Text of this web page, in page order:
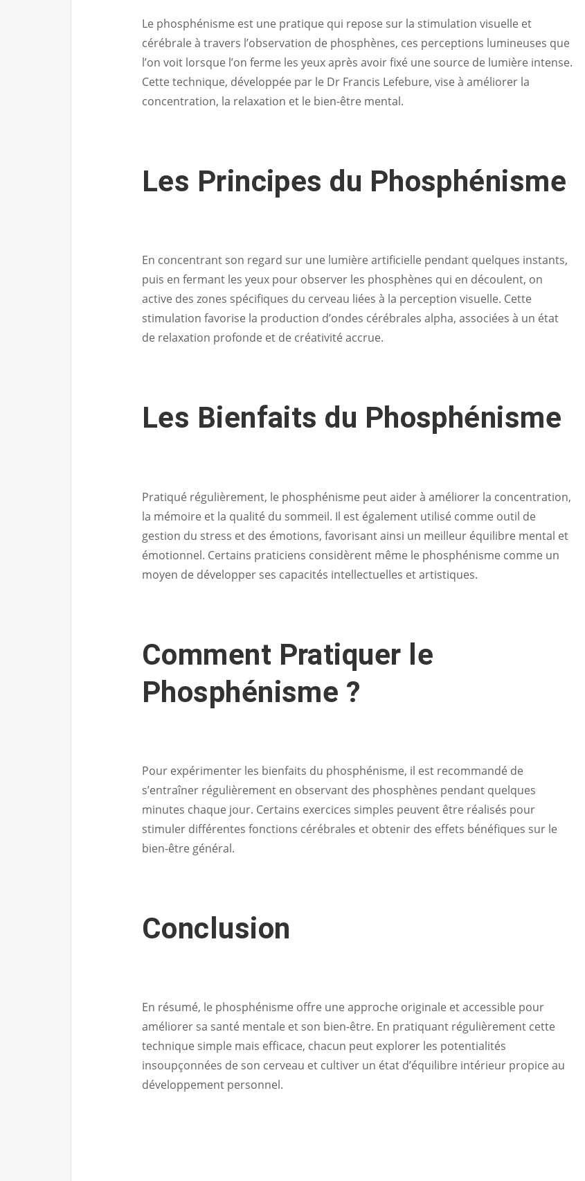
Le phosphénisme est une pratique qui repose sur la stimulation visuelle et
cérébrale à travers l’observation de phosphènes, ces perceptions lumineuses que
l’on voit lorsque l’on ferme les yeux après avoir fixé une source de lumière intense.
Cette technique, développée par le Dr Francis Lefebure, vise à améliorer la
concentration, la relaxation et le bien-être mental.
Les Principes du Phosphénisme
En concentrant son regard sur une lumière artificielle pendant quelques instants,
puis en fermant les yeux pour observer les phosphènes qui en découlent, on
active des zones spécifiques du cerveau liées à la perception visuelle. Cette
stimulation favorise la production d’ondes cérébrales alpha, associées à un état
de relaxation profonde et de créativité accrue.
Les Bienfaits du Phosphénisme
Pratiqué régulièrement, le phosphénisme peut aider à améliorer la concentration,
la mémoire et la qualité du sommeil. Il est également utilisé comme outil de
gestion du stress et des émotions, favorisant ainsi un meilleur équilibre mental et
émotionnel. Certains praticiens considèrent même le phosphénisme comme un
moyen de développer ses capacités intellectuelles et artistiques.
Comment Pratiquer le
Phosphénisme ?
Pour expérimenter les bienfaits du phosphénisme, il est recommandé de
s’entraîner régulièrement en observant des phosphènes pendant quelques
minutes chaque jour. Certains exercices simples peuvent être réalisés pour
stimuler différentes fonctions cérébrales et obtenir des effets bénéfiques sur le
bien-être général.
Conclusion
En résumé, le phosphénisme offre une approche originale et accessible pour
améliorer sa santé mentale et son bien-être. En pratiquant régulièrement cette
technique simple mais efficace, chacun peut explorer les potentialités
insoupçonnées de son cerveau et cultiver un état d’équilibre intérieur propice au
développement personnel.